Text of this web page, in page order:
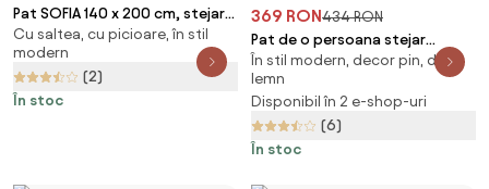
Pat SOFIA 140 x 200 cm, stejar
artisan Saltele: Cu saltele Coco
Maxi 20 cm, Somiera pat: Cu
lamele drepte
Cu saltea, cu picioare, în stil
modern
(2)
În stoc
369 RON434 RON
Pat de o persoana stejar
sonoma/alb, IKAROS DOUBLE 90
x 200 cm Saltele: Fara saltea,
Somiera pat: Cu lamele drepte
În stil modern, decor pin, din
lemn
Disponibil în 2 e-shop-uri
(6)
În stoc